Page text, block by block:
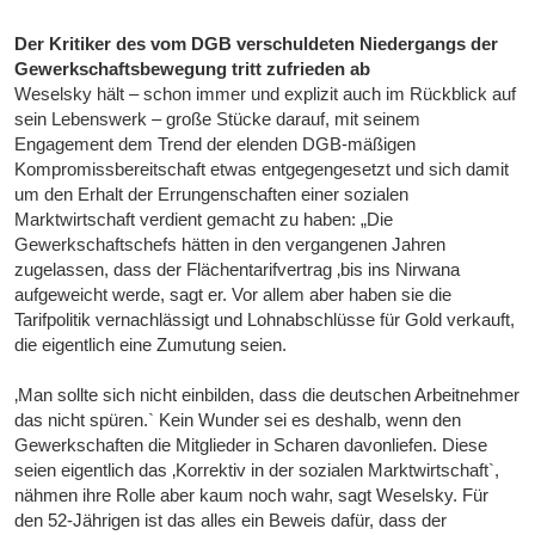
Der Kritiker des vom DGB verschuldeten Niedergangs der
Gewerkschaftsbewegung tritt zufrieden ab
Weselsky hält – schon immer und explizit auch im Rückblick auf
sein Lebenswerk – große Stücke darauf, mit seinem
Engagement dem Trend der elenden DGB-mäßigen
Kompromissbereitschaft etwas entgegengesetzt und sich damit
um den Erhalt der Errungenschaften einer sozialen
Marktwirtschaft verdient gemacht zu haben: „Die
Gewerkschaftschefs hätten in den vergangenen Jahren
zugelassen, dass der Flächentarifvertrag ‚bis ins Nirwana
aufgeweicht werde, sagt er. Vor allem aber haben sie die
Tarifpolitik vernachlässigt und Lohnabschlüsse für Gold verkauft,
die eigentlich eine Zumutung seien.
‚Man sollte sich nicht einbilden, dass die deutschen Arbeitnehmer
das nicht spüren.` Kein Wunder sei es deshalb, wenn den
Gewerkschaften die Mitglieder in Scharen davonliefen. Diese
seien eigentlich das ‚Korrektiv in der sozialen Marktwirtschaft`,
nähmen ihre Rolle aber kaum noch wahr, sagt Weselsky. Für
den 52-Jährigen ist das alles ein Beweis dafür, dass der